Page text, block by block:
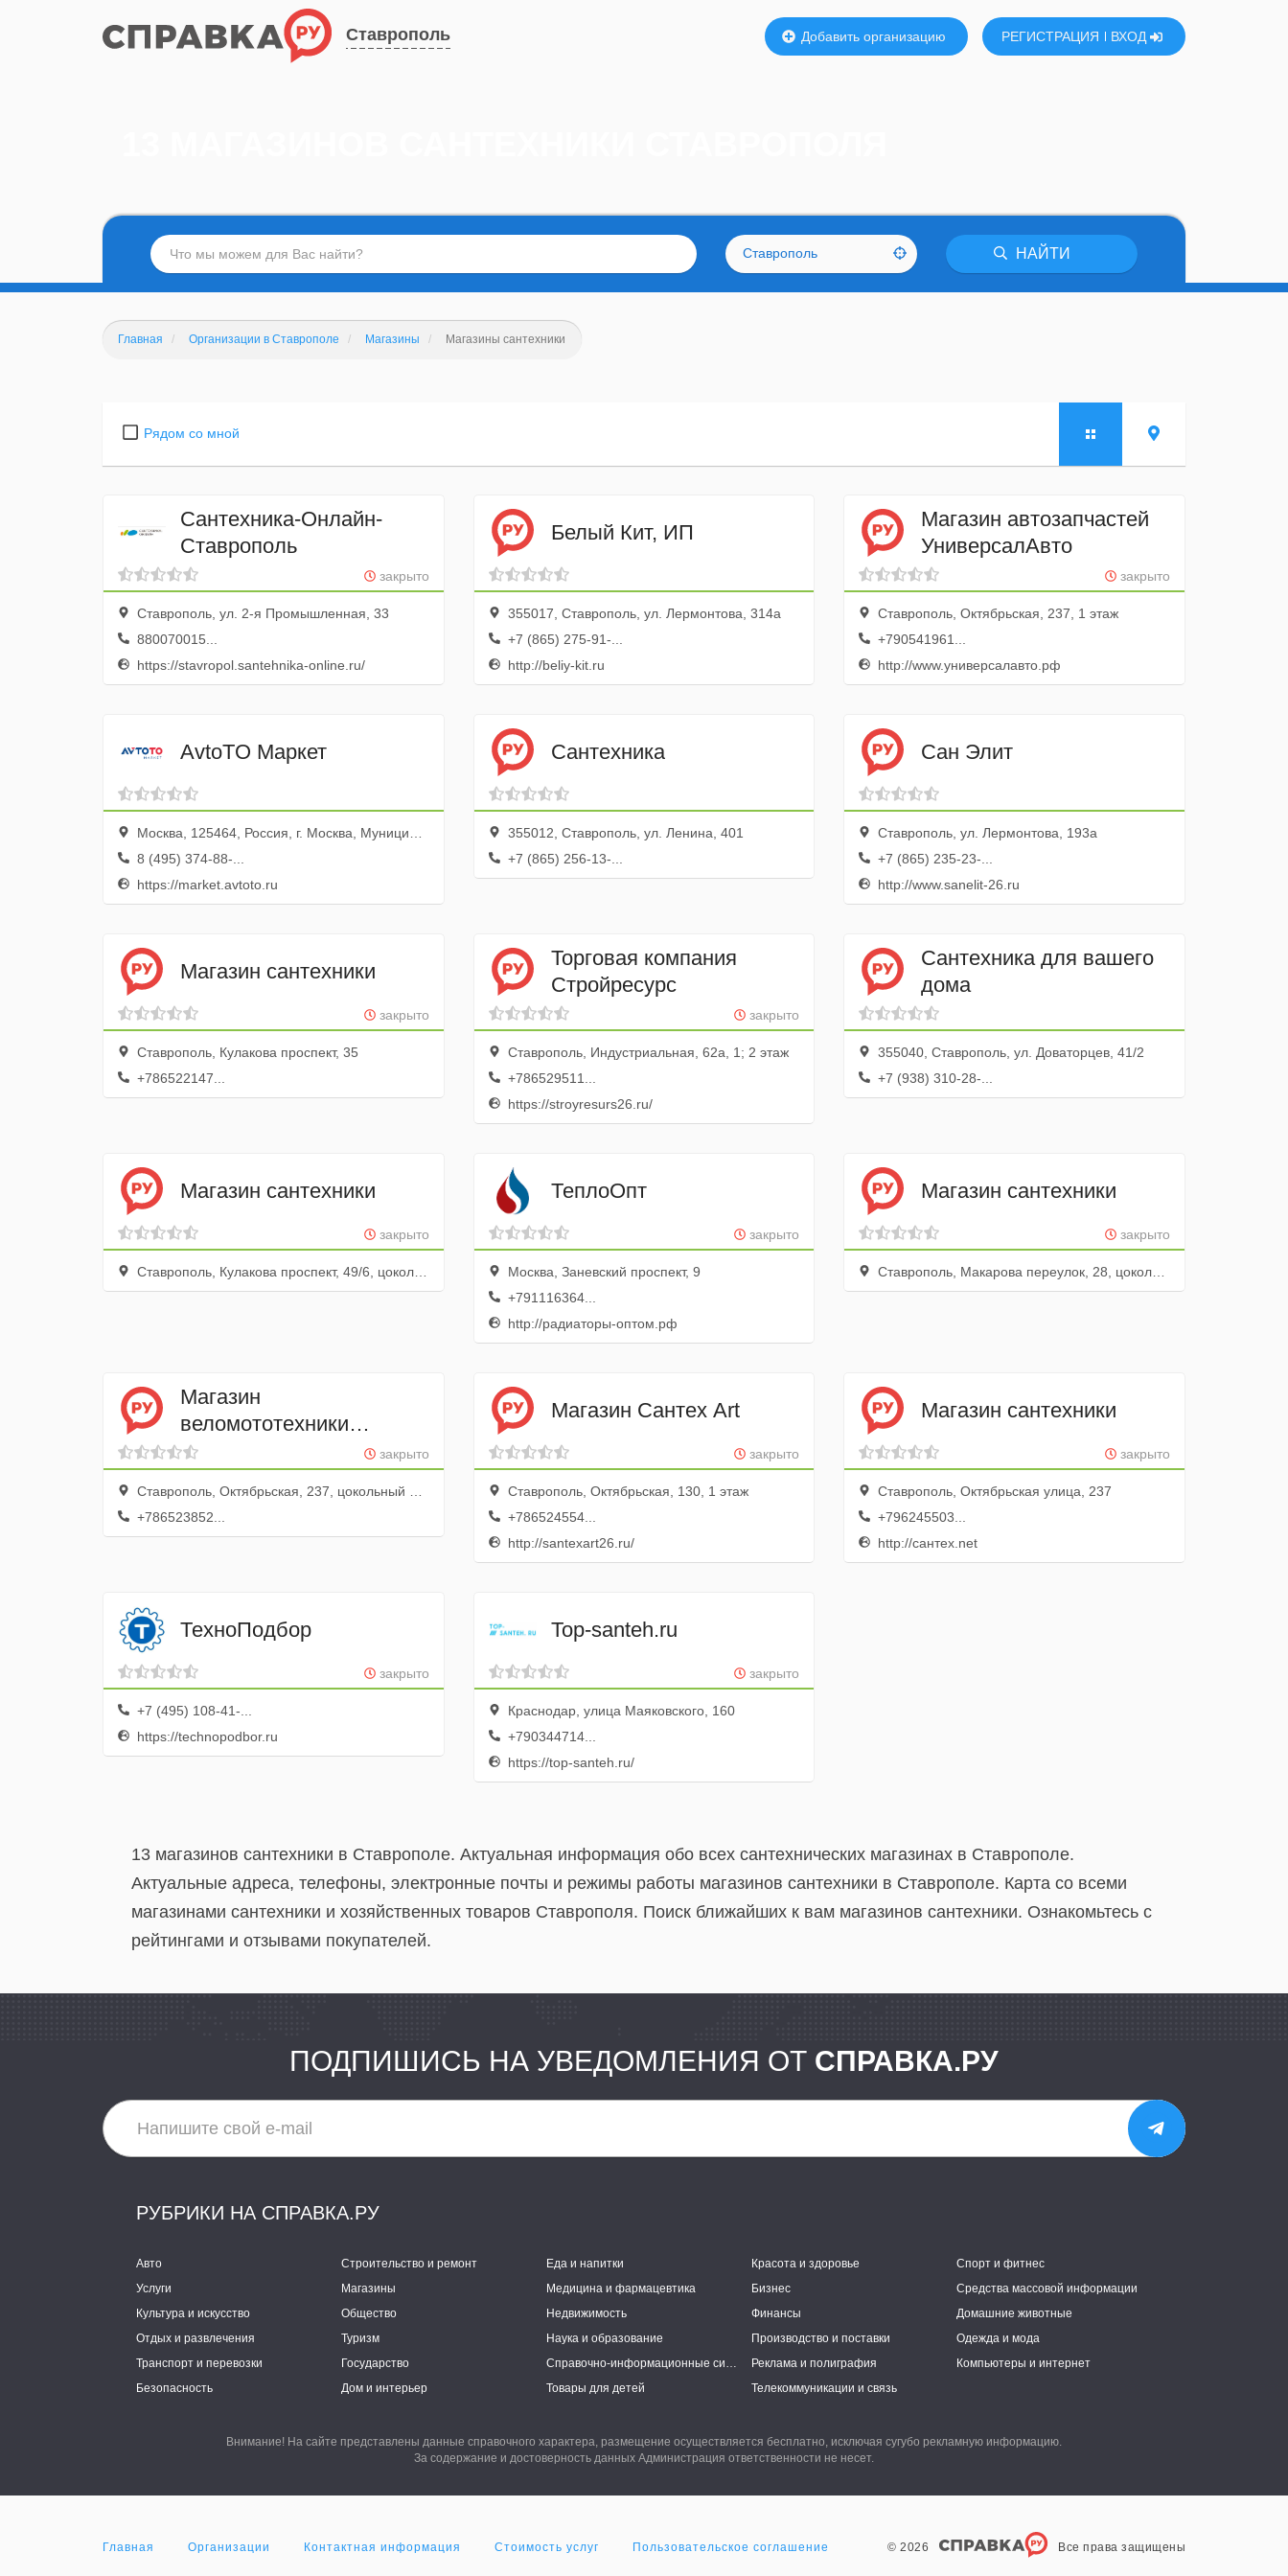
Ставрополь Добавить организацию РЕГИСТРАЦИЯ ВХОД
Ставрополь НАЙТИ
Главная Организации в Ставрополе Магазины Магазины сантехники
Рядом со мной
Сантехника-Онлайн-
Ставрополь
закрыто
Ставрополь, ул. 2-я Промышленная, 33
880070015...
https://stavropol.santehnika-online.ru/
Белый Кит, ИП
355017, Ставрополь, ул. Лермонтова, 314а
+7 (865) 275-91-...
http://beliy-kit.ru
Магазин автозапчастей
УниверсалАвто
закрыто
Ставрополь, Октябрьская, 237, 1 этаж
+790541961...
http://www.универсалавто.рф
AvtoTO Маркет
Москва, 125464, Россия, г. Москва, Муниципальный округ Митино вн.тер.г., Волоколамское ш., д. 142, этаж/помещение 6/1, часть комн./офис 26/615
8 (495) 374-88-...
https://market.avtoto.ru
Сантехника
355012, Ставрополь, ул. Ленина, 401
+7 (865) 256-13-...
Сан Элит
Ставрополь, ул. Лермонтова, 193а
+7 (865) 235-23-...
http://www.sanelit-26.ru
Магазин сантехники
закрыто
Ставрополь, Кулакова проспект, 35
+786522147...
Торговая компания
Стройресурс
закрыто
Ставрополь, Индустриальная, 62а, 1; 2 этаж
+786529511...
https://stroyresurs26.ru/
Сантехника для вашего
дома
355040, Ставрополь, ул. Доваторцев, 41/2
+7 (938) 310-28-...
Магазин сантехники
закрыто
Ставрополь, Кулакова проспект, 49/6, цокольный этаж; вход с торца
ТеплоОпт
закрыто
Москва, Заневский проспект, 9
+791116364...
http://радиаторы-оптом.рф
Магазин сантехники
закрыто
Ставрополь, Макарова переулок, 28, цокольный этаж
Магазин
веломототехники
и детских
электромобилей
4 СЕЗОНА
закрыто
Ставрополь, Октябрьская, 237, цокольный этаж
+786523852...
Магазин Сантех Art
закрыто
Ставрополь, Октябрьская, 130, 1 этаж
+786524554...
http://santexart26.ru/
Магазин сантехники
закрыто
Ставрополь, Октябрьская улица, 237
+796245503...
http://сантех.net
ТехноПодбор
закрыто
+7 (495) 108-41-...
https://technopodbor.ru
Top-santeh.ru
закрыто
Краснодар, улица Маяковского, 160
+790344714...
https://top-santeh.ru/
13 магазинов сантехники в Ставрополе. Актуальная информация обо всех сантехнических магазинах в Ставрополе.
Актуальные адреса, телефоны, электронные почты и режимы работы магазинов сантехники в Ставрополе. Карта со всеми
магазинами сантехники и хозяйственных товаров Ставрополя. Поиск ближайших к вам магазинов сантехники. Ознакомьтесь с
рейтингами и отзывами покупателей.
ПОДПИШИСЬ НА УВЕДОМЛЕНИЯ ОТ СПРАВКА.РУ
РУБРИКИ НА СПРАВКА.РУ
Авто Строительство и ремонт Еда и напитки Красота и здоровье
Спорт и фитнес
Услуги
Магазины Медицина и фармацевтика Бизнес
Средства массовой информации
Культура и искусство
Общество Недвижимость Финансы
Домашние животные
Отдых и развлечения
Туризм Наука и образование Производство и поставки
Одежда и мода
Транспорт и перевозки
Государство Справочно-информационные системы Реклама и полиграфия
Компьютеры и интернет
Безопасность
Дом и интерьер Товары для детей Телекоммуникации и связь
Внимание! На сайте представлены данные справочного характера, размещение осуществляется бесплатно, исключая сугубо рекламную информацию.
За содержание и достоверность данных Администрация ответственности не несет.
Главная Организации Контактная информация Стоимость услуг Пользовательское соглашение © 2026 Все права защищены